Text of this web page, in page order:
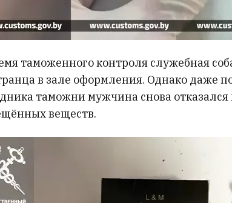
таможенного контроля служебная
в зале оформления. Однако даже
таможни мужчина снова отказался
веществ.